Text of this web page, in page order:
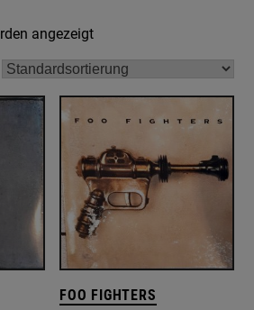
angezeigt
FOO FIGHTERS